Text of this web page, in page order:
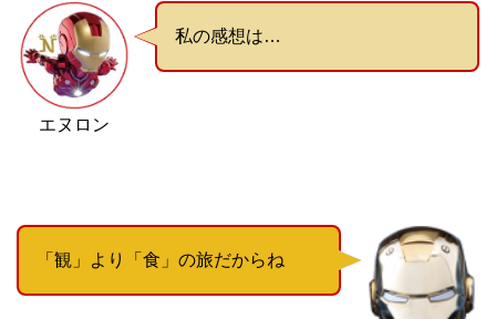
エヌロン
私の感想は…
「観」より「食」の旅だからね